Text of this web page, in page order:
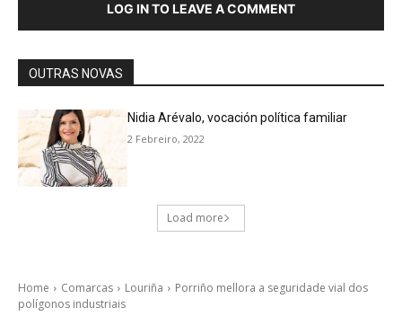
LOG IN TO LEAVE A COMMENT
OUTRAS NOVAS
Nidia Arévalo, vocación política familiar
2 Febreiro, 2022
Load more